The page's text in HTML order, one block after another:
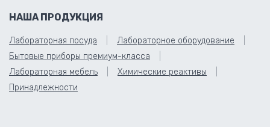
НАША ПРОДУКЦИЯ
Лабораторная посуда
Лабораторное оборудование
Бытовые приборы премиум-класса
Лабораторная мебель
Химические реактивы
Принадлежности